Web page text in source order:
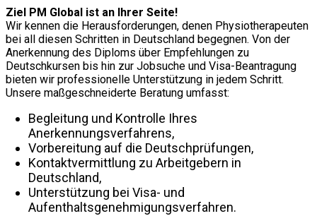
Ziel PM Global ist an Ihrer Seite!
Wir kennen die Herausforderungen, denen Physiotherapeuten
bei all diesen Schritten in Deutschland begegnen. Von der
Anerkennung des Diploms über Empfehlungen zu
Deutschkursen bis hin zur Jobsuche und Visa-Beantragung
bieten wir professionelle Unterstützung in jedem Schritt.
Unsere maßgeschneiderte Beratung umfasst:
Begleitung und Kontrolle Ihres
Anerkennungsverfahrens,
Vorbereitung auf die Deutschprüfungen,
Kontaktvermittlung zu Arbeitgebern in
Deutschland,
Unterstützung bei Visa- und
Aufenthaltsgenehmigungsverfahren.